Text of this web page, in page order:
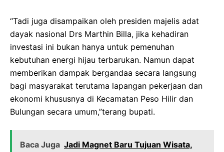
“Tadi juga disampaikan oleh presiden majelis adat
dayak nasional Drs Marthin Billa, jika kehadiran
investasi ini bukan hanya untuk pemenuhan
kebutuhan energi hijau terbarukan. Namun dapat
memberikan dampak bergandaa secara langsung
bagi masyarakat terutama lapangan pekerjaan dan
ekonomi khususnya di Kecamatan Peso Hilir dan
Bulungan secara umum,”terang bupati.
Baca Juga Jadi Magnet Baru Tujuan Wisata,